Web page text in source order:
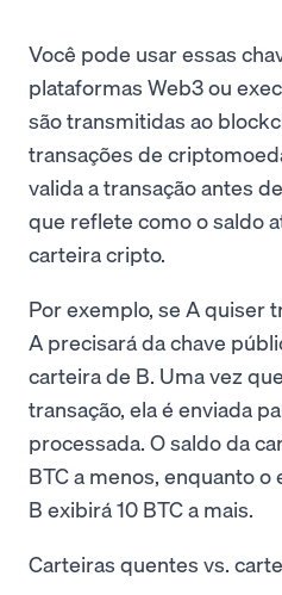
Você pode usar essas
plataformas Web3 ou
são transmitidas ao
transações de
valida a transação antes
que reflete como o saldo
carteira cripto.
Por exemplo, se A quiser
A precisará da chave
carteira de B. Uma vez
transação, ela é enviada
processada. O saldo da
BTC a menos, enquanto
B exibirá 10 BTC a mais.
Carteiras quentes vs.